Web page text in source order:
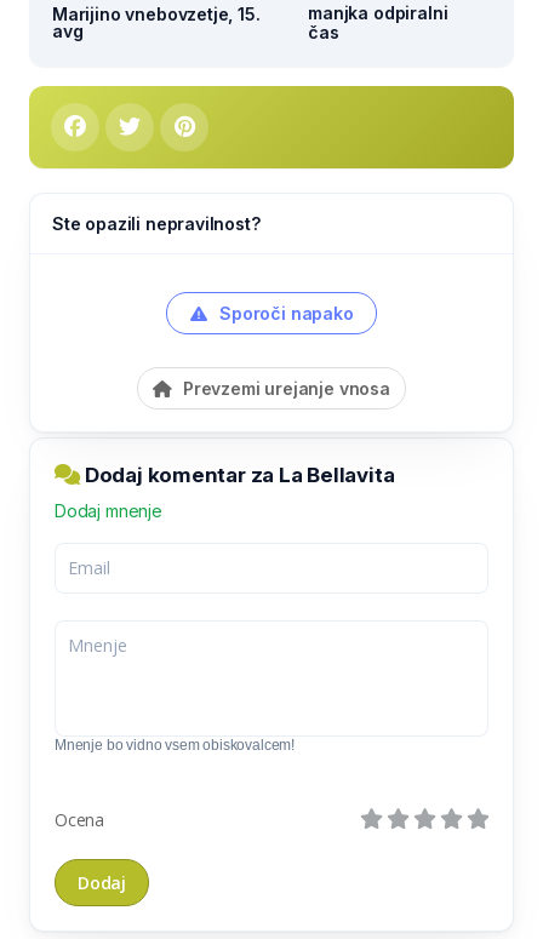
Marijino vnebovzetje, 15.
avg
manjka odpiralni
čas
Ste opazili nepravilnost?
Sporoči napako
Prevzemi urejanje vnosa
Dodaj komentar za La Bellavita
Dodaj mnenje
Mnenje bo vidno vsem obiskovalcem!
Ocena